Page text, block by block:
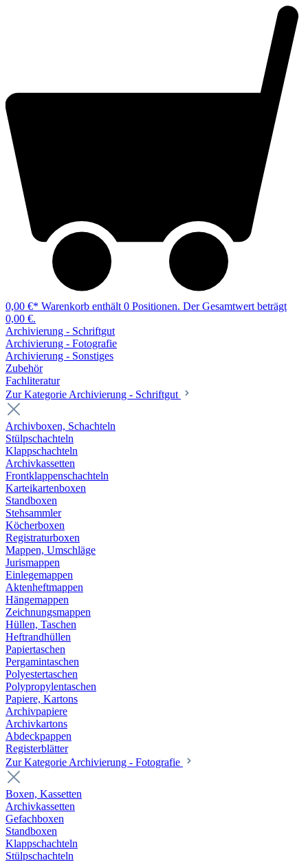
0,00 €* Warenkorb enthält 0 Positionen. Der Gesamtwert beträgt
0,00 €.
Archivierung - Schriftgut
Archivierung - Fotografie
Archivierung - Sonstiges
Zubehör
Fachliteratur
Zur Kategorie Archivierung - Schriftgut
Archivboxen, Schachteln
Stülpschachteln
Klappschachteln
Archivkassetten
Frontklappenschachteln
Karteikartenboxen
Standboxen
Stehsammler
Köcherboxen
Registraturboxen
Mappen, Umschläge
Jurismappen
Einlegemappen
Aktenheftmappen
Hängemappen
Zeichnungsmappen
Hüllen, Taschen
Heftrandhüllen
Papiertaschen
Pergamintaschen
Polyestertaschen
Polypropylentaschen
Papiere, Kartons
Archivpapiere
Archivkartons
Abdeckpappen
Registerblätter
Zur Kategorie Archivierung - Fotografie
Boxen, Kassetten
Archivkassetten
Gefachboxen
Standboxen
Klappschachteln
Stülpschachteln